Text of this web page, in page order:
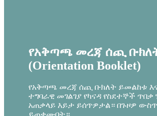
የአቅጣጫ መረጃ ሰጪ
(Orientation Booklet)
የአቅጣጫ መረጃ ሰጪ ቡክለት ይመልከቱ
ተግባራዊ መገልገያ የካናዳ የስደተኞች ጥበቃ
አጠቃላይ እይታ ይሰጥዎታል። በጉዞዎ
ይጠቀሙበት።